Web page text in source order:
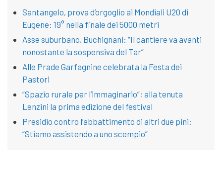
Santangelo, prova d’orgoglio ai Mondiali U20 di
Eugene: 19° nella finale dei 5000 metri
Asse suburbano, Buchignani: “Il cantiere va avanti
nonostante la sospensiva del Tar”
Alle Prade Garfagnine celebrata la Festa dei
Pastori
“Spazio rurale per l’immaginario”; alla tenuta
Lenzini la prima edizione del festival
Presidio contro l’abbattimento di altri due pini:
“Stiamo assistendo a uno scempio”